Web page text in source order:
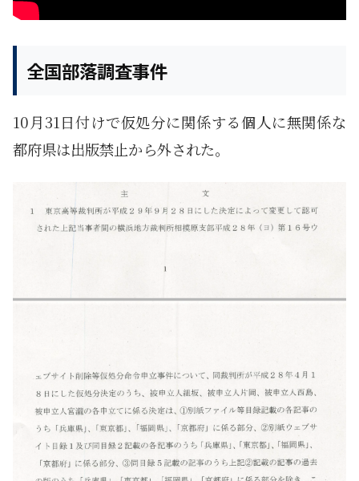
全国部落調査事件
10月31日付けで仮処分に関係する個人に無関係な
都府県は出版禁止から外された。